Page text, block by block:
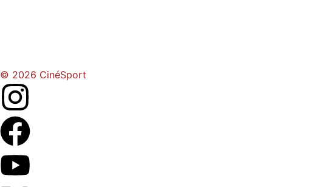
© 2026 CinéSport